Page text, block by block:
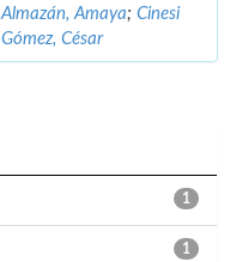
Almazán, Amaya; Cinesi
Gómez, César
1
1